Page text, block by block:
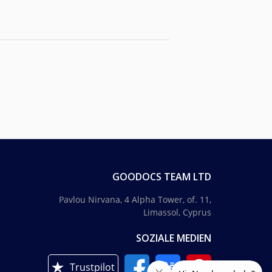
GOODOCS TEAM LTD
Pavlou Nirvana, 4 Alpha Tower, of. 11,
Limassol, Cyprus
SOZIALE MEDIEN
Trustpilot